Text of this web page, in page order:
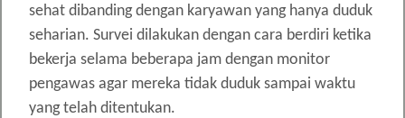
sehat dibanding dengan karyawan yang hanya duduk
seharian. Survei dilakukan dengan cara berdiri ketika
bekerja selama beberapa jam dengan monitor
pengawas agar mereka tidak duduk sampai waktu
yang telah ditentukan.